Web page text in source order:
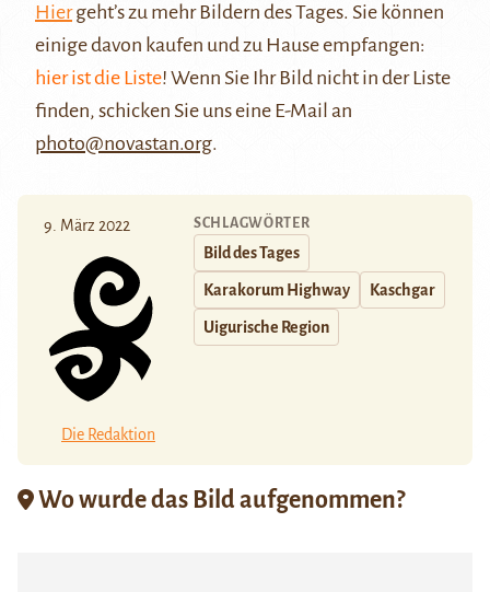
Hiergeht’s zu mehr Bildern des Tages. Sie können
einige davon kaufen und zu Hause empfangen:
hier ist die Liste! Wenn Sie Ihr Bild nicht in der Liste
finden, schicken Sie uns eine E-Mail an
photo@novastan.org.
9. März 2022
Die Redaktion
SCHLAGWÖRTER
Bild des Tages
Karakorum Highway Kaschgar
Uigurische Region
Wo wurde das Bild aufgenommen?